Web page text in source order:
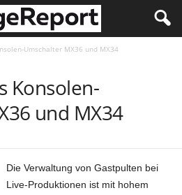
Umschalter MX36 und MX34
Konsolen-
und MX34
Die Verwaltung von Gastpulten bei
Live-Produktionen ist mit hohem